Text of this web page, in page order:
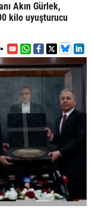
Akın Gürlek,
kilo uyuşturucu